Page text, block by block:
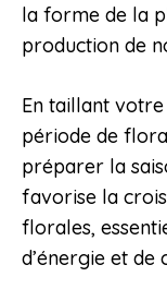
la forme de la
production de
En taillant
période de
préparer la
favorise la
florales,
d’énergie et de